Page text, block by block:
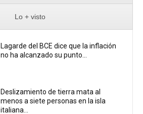
Lo + visto
Lagarde del BCE dice que la inflación
no ha alcanzado su punto...
Deslizamiento de tierra mata al
menos a siete personas en la isla
italiana...